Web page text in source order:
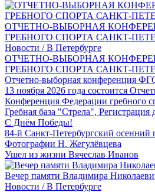
ОТЧЕТНО-ВЫБОРНАЯ
ГРЕБНОГО СПОРТА САНКТ-
Новости / В Петербурге
ОТЧЕТНО-ВЫБОРНАЯ
ГРЕБНОГО СПОРТА САНКТ-
Отчетно-выборная конференция
13 ноября 2026 года состоится
Конференция Федерации гребного
Гребная база "Стрела", Регистрация
С Днём Победы!
84-й Санкт-Петербургский осенний
Фотографии Н. Жегулёвцева
Ушел из жизни Вячеслав Иванов
Вечер памяти Владимира
Новости / В Петербурге